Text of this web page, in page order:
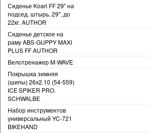
Сиденье Koari FF 29" на
подсед. штырь, 29", до
22кг. AUTHOR
Сиденье детское на
раму ABS-GUPPY MAXI
PLUS FF AUTHOR
Велотренажер M-WAVE
Покрышка зимняя
(шипы) 26x2.10 (54-559)
ICE SPIKER PRO.
SCHWALBE
Набор инструментов
универсальный YC-721
BIKEHAND